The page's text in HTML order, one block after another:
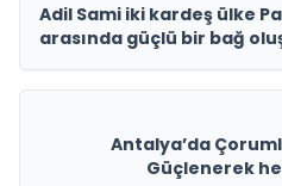
Adil Sami iki kardeş ülke
arasında güçlü bir bağ
Antalya’da
Güçlenerek